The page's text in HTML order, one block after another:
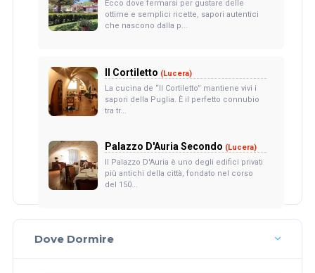
Ecco dove fermarsi per gustare delle
ottime e semplici ricette, sapori autentici
che nascono dalla p...
Il Cortiletto (Lucera)
La cucina de “Il Cortiletto” mantiene vivi i
sapori della Puglia. È il perfetto connubio
tra tr...
Palazzo D'Auria Secondo (Lucera)
Il Palazzo D'Auria è uno degli edifici privati
più antichi della città, fondato nel corso
del 150...
Dove Dormire